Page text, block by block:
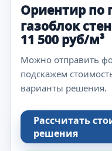
Ориентир по
газоблок
11 500 руб/м³
Можно отправить
подскажем
варианты решения.
Рассчитать
решения